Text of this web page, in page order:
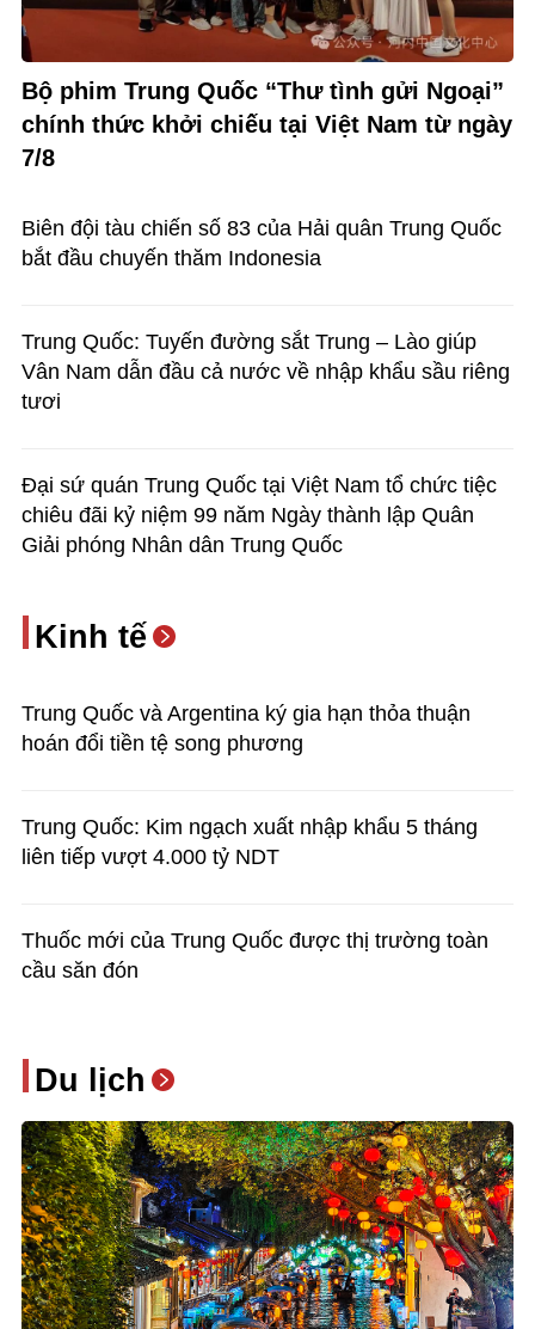
Bộ phim Trung Quốc “Thư tình gửi Ngoại”
chính thức khởi chiếu tại Việt Nam từ ngày
7/8
Biên đội tàu chiến số 83 của Hải quân Trung Quốc
bắt đầu chuyến thăm Indonesia
Trung Quốc: Tuyến đường sắt Trung – Lào giúp
Vân Nam dẫn đầu cả nước về nhập khẩu sầu riêng
tươi
Đại sứ quán Trung Quốc tại Việt Nam tổ chức tiệc
chiêu đãi kỷ niệm 99 năm Ngày thành lập Quân
Giải phóng Nhân dân Trung Quốc
Kinh tế
Trung Quốc và Argentina ký gia hạn thỏa thuận
hoán đổi tiền tệ song phương
Trung Quốc: Kim ngạch xuất nhập khẩu 5 tháng
liên tiếp vượt 4.000 tỷ NDT
Thuốc mới của Trung Quốc được thị trường toàn
cầu săn đón
Du lịch